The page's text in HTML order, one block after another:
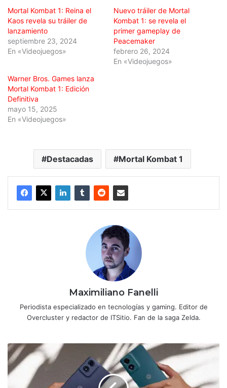
Mortal Kombat 1: Reina el
Kaos revela su tráiler de
lanzamiento
septiembre 23, 2024
En «Videojuegos»
Nuevo tráiler de Mortal
Kombat 1: se revela el
primer gameplay de
Peacemaker
febrero 26, 2024
En «Videojuegos»
Warner Bros. Games lanza
Mortal Kombat 1: Edición
Definitiva
mayo 15, 2025
En «Videojuegos»
Destacadas Mortal Kombat 1
Maximiliano Fanelli
Periodista especializado en tecnologías y gaming. Editor de
Overcluster y redactor de ITSitio. Fan de la saga Zelda.
Motorola
presenta
los
nuevos